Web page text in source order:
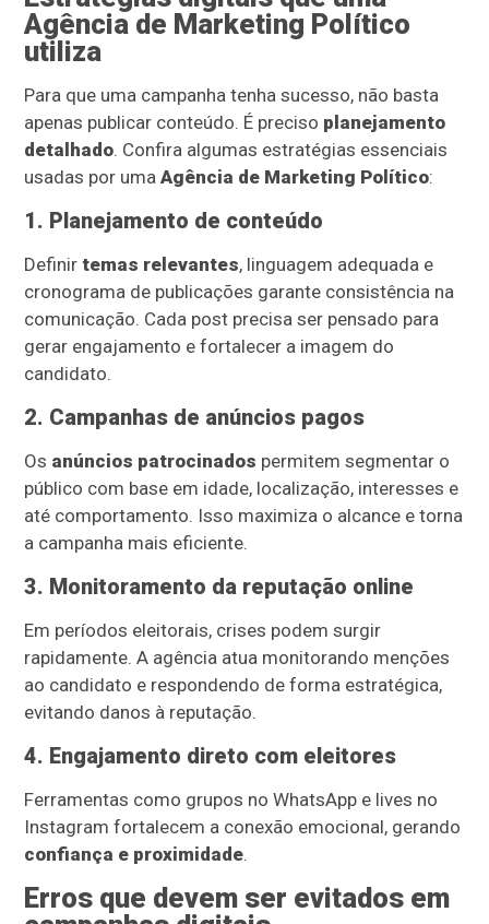
Agência de Marketing Político
utiliza
Para que uma campanha tenha sucesso, não basta
apenas publicar conteúdo. É preciso planejamento
detalhado. Confira algumas estratégias essenciais
usadas por umaAgência de Marketing Político:
1. Planejamento de conteúdo
Definirtemas relevantes, linguagem adequada e
cronograma de publicações garante consistência na
comunicação. Cada post precisa ser pensado para
gerar engajamento e fortalecer a imagem do
candidato.
2. Campanhas de anúncios pagos
Os anúncios patrocinados permitem segmentar o
público com base em idade, localização, interesses e
até comportamento. Isso maximiza o alcance e torna
a campanha mais eficiente.
3. Monitoramento da reputação online
Em períodos eleitorais, crises podem surgir
rapidamente. A agência atua monitorando menções
ao candidato e respondendo de forma estratégica,
evitando danos à reputação.
4. Engajamento direto com eleitores
Ferramentas como grupos no WhatsApp e lives no
Instagram fortalecem a conexão emocional, gerando
confiança e proximidade.
Erros que devem ser evitados em